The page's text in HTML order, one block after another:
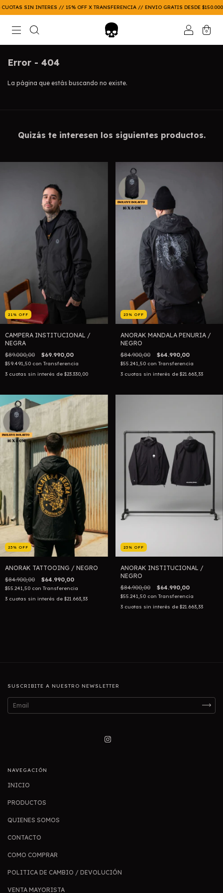
SIN INTERES // 15% OFF X TRANSFERENCIA // ENVIO GRATIS DESDE $150.000
0
Error - 404
La página que estás buscando no existe.
Quizás te interesen los siguientes productos.
21 % OFF
CAMPERA INSTITUCIONAL /
NEGRA
$89.000,00 $69.990,00
$59.491,50 con Transferencia
3 cuotas sin interés de $23.330,00
23 % OFF
ANORAK MANDALA PENURIA /
NEGRO
$84.900,00 $64.990,00
$55.241,50 con Transferencia
3 cuotas sin interés de $21.663,33
23 % OFF
ANORAK TATTOOING / NEGRO
$84.900,00 $64.990,00
$55.241,50 con Transferencia
3 cuotas sin interés de $21.663,33
23 % OFF
ANORAK INSTITUCIONAL /
NEGRO
$84.900,00 $64.990,00
$55.241,50 con Transferencia
3 cuotas sin interés de $21.663,33
SUSCRIBITE A NUESTRO NEWSLETTER
NAVEGACIÓN
INICIO
PRODUCTOS
QUIENES SOMOS
CONTACTO
COMO COMPRAR
POLITICA DE CAMBIO / DEVOLUCIÓN
VENTA MAYORISTA